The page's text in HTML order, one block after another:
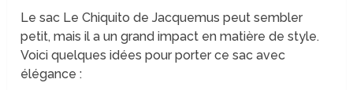
Le sac Le Chiquito de Jacquemus peut sembler
petit, mais il a un grand impact en matière de style.
Voici quelques idées pour porter ce sac avec
élégance :